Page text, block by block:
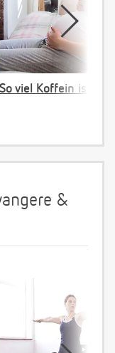
So viel Koffein ist ok!
&